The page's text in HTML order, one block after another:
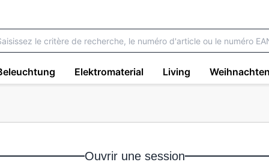
Elektromaterial Living
Ouvrir une session